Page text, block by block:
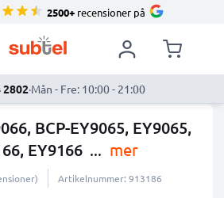
2500+ recensioner på
2802·Mån - Fre: 10:00 - 21:00
BCP-EY9065, EY9065,
EY9166 ... mer
Artikelnummer: 913186